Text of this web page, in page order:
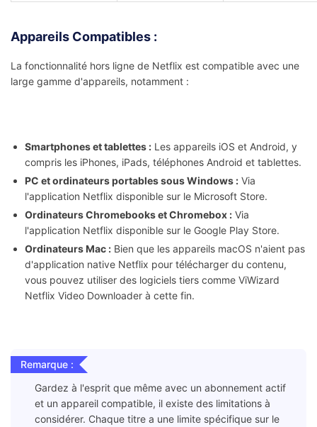
Appareils Compatibles :
La fonctionnalité hors ligne de Netflix est compatible avec une
large gamme d'appareils, notamment :
Smartphones et tablettes : Les appareils iOS et Android, y
compris les iPhones, iPads, téléphones Android et tablettes.
PC et ordinateurs portables sous Windows : Via
l'application Netflix disponible sur le Microsoft Store.
Ordinateurs Chromebooks et Chromebox : Via
l'application Netflix disponible sur le Google Play Store.
Ordinateurs Mac : Bien que les appareils macOS n'aient pas
d'application native Netflix pour télécharger du contenu,
vous pouvez utiliser des logiciels tiers comme ViWizard
Netflix Video Downloader à cette fin.
Remarque :
Gardez à l'esprit que même avec un abonnement actif
et un appareil compatible, il existe des limitations à
considérer. Chaque titre a une limite spécifique sur le